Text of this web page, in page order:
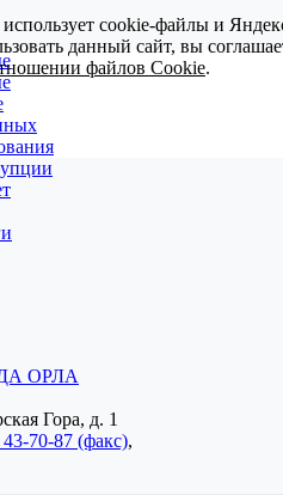
ОРЛА
Гора, д. 1
70-87 (факс),
cookie-файлы и
данный сайт, вы
файлов Cookie.